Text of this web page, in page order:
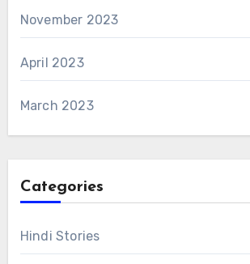
November 2023
April 2023
March 2023
Categories
Hindi Stories